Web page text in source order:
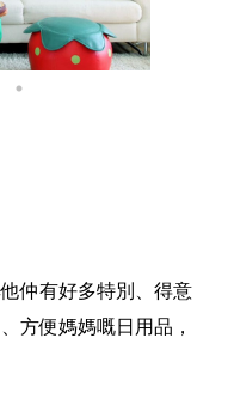
仲有好多特別、得意
方便媽媽嘅日用品，